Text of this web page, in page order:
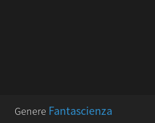
Genere Fantascienza